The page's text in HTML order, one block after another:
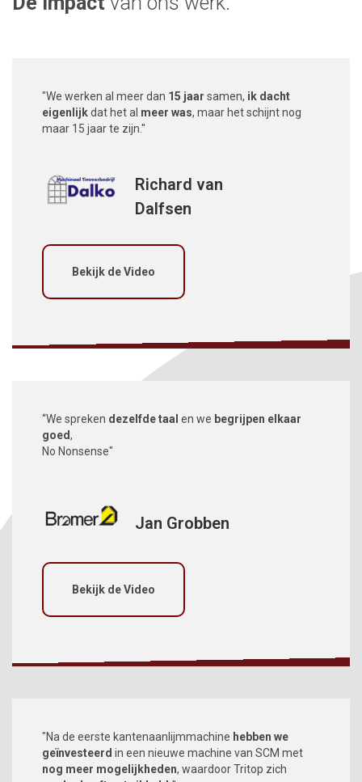
Plaats
"We werken al meer dan 15 jaar samen, ik dacht
eigenlijkdat het al meer was, maar het schijnt nog
maar 15 jaar te zijn."
Richard van
Dalfsen
Bekijk de Video
“We spreken dezelfde taal en we begrijpen elkaar
goed,
No Nonsense"
Jan Grobben
Bekijk de Video
"Na de eerste kantenaanlijmmachine hebben we
geïnvesteerd in een nieuwe machine van SCM met
nog meer mogelijkheden, waardoor Tritop zich